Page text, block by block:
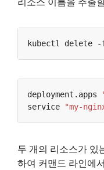
deployment.apps
service
"my-
두 개의 리소스가 있
하여 커맨드 라인에